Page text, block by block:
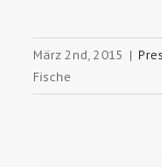
März 2nd, 2015 |
Fische